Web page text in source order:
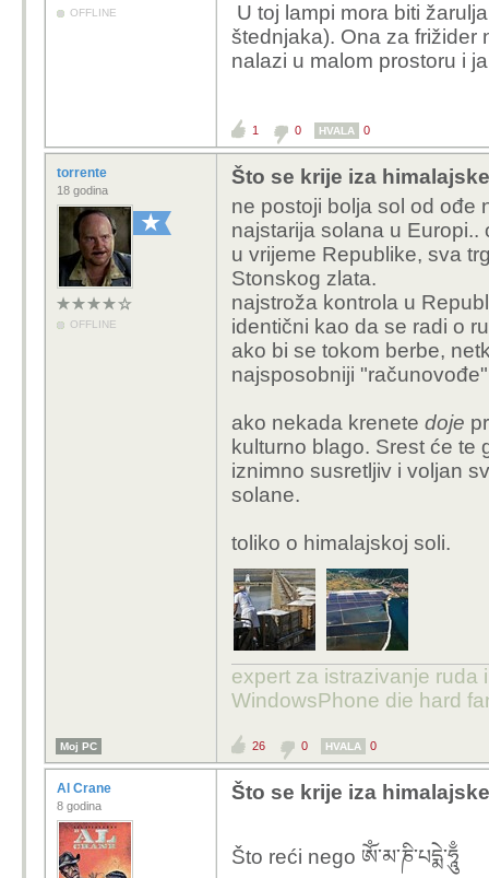
OFFLINE
U toj lampi mora biti
štednjaka). Ona za frižider
nalazi u malom prostoru i
1 0 HVALA 0
torrente
18 godina
OFFLINE
Što se krije iza
ne postoji bolja sol od ođe
najstarija solana u
u vrijeme Republike, sva
Stonskog zlata.
najstroža kontrola u
identični kao da se radi o
ako bi se tokom berbe,
najsposobniji
ako nekada krenete doje
kulturno blago. Srest će te
iznimno susretljiv i voljan
solane.
toliko o himalajskoj soli.
expert za istrazivanje ruda
WindowsPhone die hard
Moj PC 26 0 HVALA 0
Al Crane
8 godina
Što se krije iza
Što reći nego ཨོཾ་མ་ཎི་པདྨེ་ཧཱུྃ